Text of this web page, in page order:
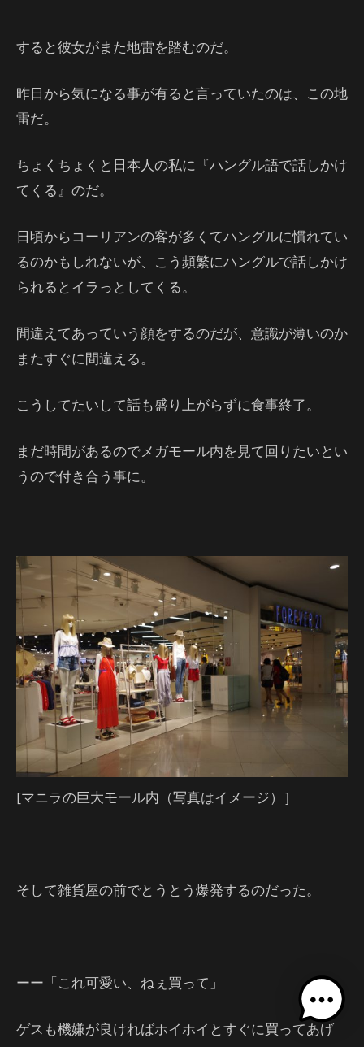
すると彼女がまた地雷を踏むのだ。
昨日から気になる事が有ると言っていたのは、この地
雷だ。
ちょくちょくと日本人の私に『ハングル語で話しかけ
てくる』のだ。
日頃からコーリアンの客が多くてハングルに慣れてい
るのかもしれないが、こう頻繁にハングルで話しかけ
られるとイラっとしてくる。
間違えてあっていう顔をするのだが、意識が薄いのか
またすぐに間違える。
こうしてたいして話も盛り上がらずに食事終了。
まだ時間があるのでメガモール内を見て回りたいとい
うので付き合う事に。
[マニラの巨大モール内（写真はイメージ）］
そして雑貨屋の前でとうとう爆発するのだった。
ーー「これ可愛い、ねぇ買って」
ゲスも機嫌が良ければホイホイとすぐに買ってあげ